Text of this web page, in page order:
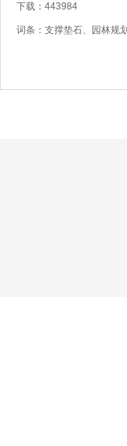
下载：443984
词条：支撑垫石、园林规